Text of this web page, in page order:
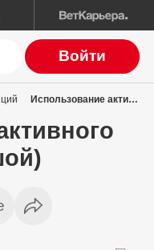
Войти
Использование активного дренажа ( большой)